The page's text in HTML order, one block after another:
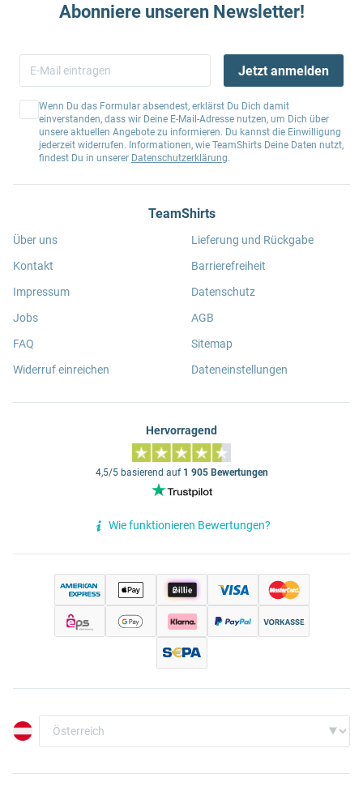
Abonniere unseren Newsletter!
Jetzt anmelden
Wenn Du das Formular absendest, erklärst Du Dich damit
einverstanden, dass wir Deine E-Mail-Adresse nutzen, um Dich über
unsere aktuellen Angebote zu informieren. Du kannst die Einwilligung
jederzeit widerrufen. Informationen, wie TeamShirts Deine Daten nutzt,
findest Du in unserer Datenschutzerklärung.
TeamShirts
Über uns
Kontakt
Impressum
Jobs
FAQ
Widerruf einreichen
Lieferung und Rückgabe
Barrierefreiheit
Datenschutz
AGB
Sitemap
Dateneinstellungen
Hervorragend
4,5/5 basierend auf 1 905 Bewertungen
Wie funktionieren Bewertungen?